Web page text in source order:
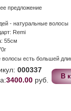
предложение
- натуральные волосы
Remi
55см
волосы есть большей
000337
3400.00 руб.